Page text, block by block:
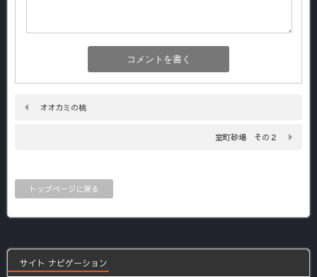
オオカミの桃
室町砂場 その２
トップページに戻る
サイト ナビゲーション